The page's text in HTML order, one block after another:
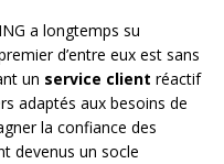
a longtemps su
d’entre eux est sans
un service client réactif
adaptés aux besoins de
la confiance des
devenus un socle